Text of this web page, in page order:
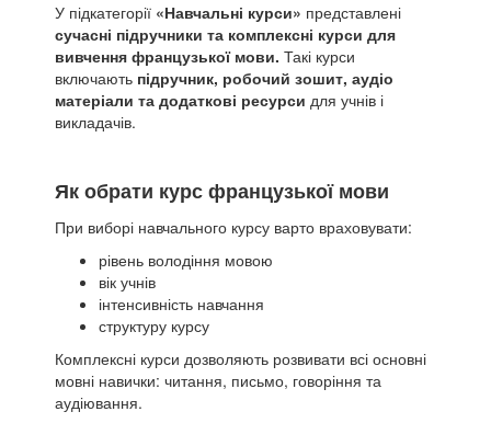
У підкатегорії «Навчальні курси» представлені
сучасні підручники та комплексні курси для
вивчення французької мови. Такі курси
включають підручник, робочий зошит, аудіо
матеріали та додаткові ресурси для учнів і
викладачів.
Як обрати курс французької мови
При виборі навчального курсу варто враховувати:
рівень володіння мовою
вік учнів
інтенсивність навчання
структуру курсу
Комплексні курси дозволяють розвивати всі основні
мовні навички: читання, письмо, говоріння та
аудіювання.